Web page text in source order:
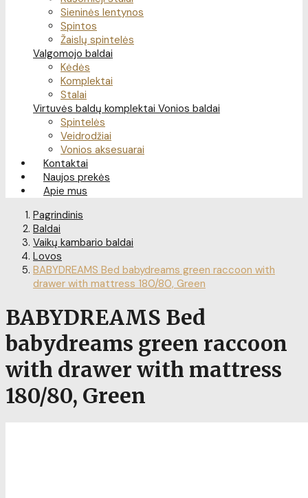
Sieninės lentynos
Spintos
Žaislų spintelės
Valgomojo baldai
Kėdės
Komplektai
Stalai
Virtuvės baldų komplektai Vonios baldai
Spintelės
Veidrodžiai
Vonios aksesuarai
Kontaktai
Naujos prekės
Apie mus
Pagrindinis
Baldai
Vaikų kambario baldai
Lovos
BABYDREAMS Bed babydreams green raccoon with
drawer with mattress 180/80, Green
BABYDREAMS Bed
babydreams green raccoon
with drawer with mattress
180/80, Green